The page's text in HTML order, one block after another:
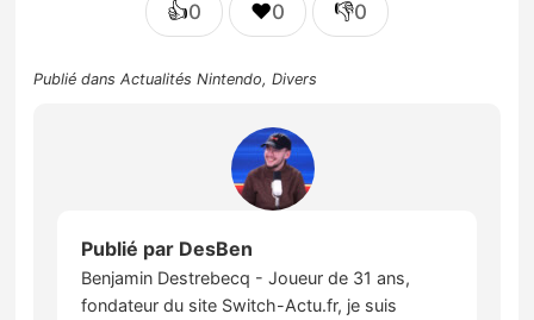
👍0 ❤️0 👎0
Publié dansActualités Nintendo,Divers
Publié par DesBen
Benjamin Destrebecq - Joueur de 31 ans,
fondateur du site Switch-Actu.fr, je suis